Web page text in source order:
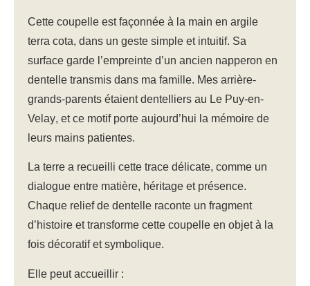
Cette coupelle est façonnée à la main en argile
terra cota, dans un geste simple et intuitif. Sa
surface garde l’empreinte d’un ancien napperon en
dentelle transmis dans ma famille. Mes arrière-
grands-parents étaient dentelliers au Le Puy-en-
Velay, et ce motif porte aujourd’hui la mémoire de
leurs mains patientes.
La terre a recueilli cette trace délicate, comme un
dialogue entre matière, héritage et présence.
Chaque relief de dentelle raconte un fragment
d’histoire et transforme cette coupelle en objet à la
fois décoratif et symbolique.
Elle peut accueillir :